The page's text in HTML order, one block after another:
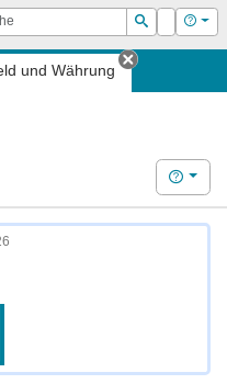
Suchen
Login Hilfe
und Währung
Tab
Hilfe